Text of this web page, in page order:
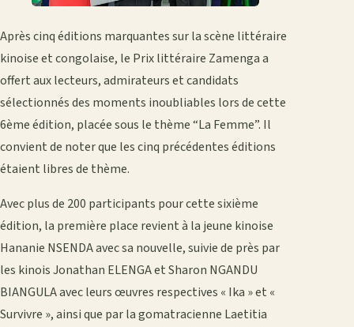
Après cinq éditions marquantes sur la scène littéraire
kinoise et congolaise, le Prix littéraire Zamenga a
offert aux lecteurs, admirateurs et candidats
sélectionnés des moments inoubliables lors de cette
6ème édition, placée sous le thème “La Femme”. Il
convient de noter que les cinq précédentes éditions
étaient libres de thème.
Avec plus de 200 participants pour cette sixième
édition, la première place revient à la jeune kinoise
Hananie NSENDA avec sa nouvelle, suivie de près par
les kinois Jonathan ELENGA et Sharon NGANDU
BIANGULA avec leurs œuvres respectives « Ika » et «
Survivre », ainsi que par la gomatracienne Laetitia